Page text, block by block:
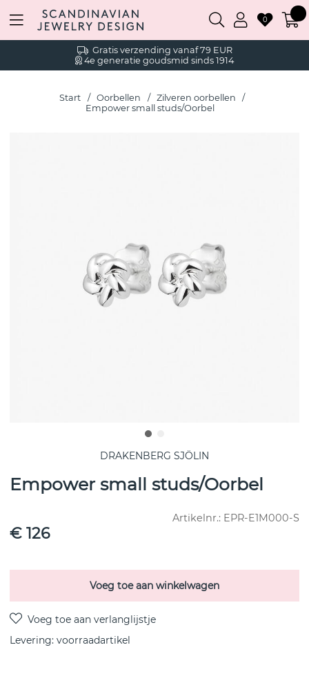
Gratis verzending vanaf 79 EUR
4e generatie goudsmid sinds 1914
0
Start Oorbellen
Zilveren oorbellen
Empower small studs/Oorbel
DRAKENBERG SJÖLIN
Empower small studs/Oorbel
Artikelnr.: EPR-E1M000-S
€ 126
Voeg toe aan winkelwagen
Levering: voorraadartikel